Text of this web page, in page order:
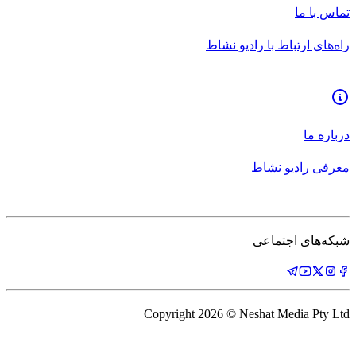
تماس با ما
راه‌های ارتباط با رادیو نشاط
درباره ما
معرفی رادیو نشاط
شبکه‌های اجتماعی
Copyright 2026 © Neshat Media Pty Ltd